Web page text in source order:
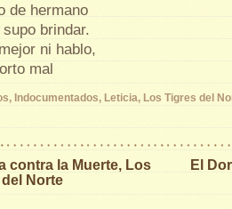
de hermano
brindar.
ni hablo,
mal
, Indocumentados, Leticia, Los Tigres del
contra la Muerte, Los
Norte
El